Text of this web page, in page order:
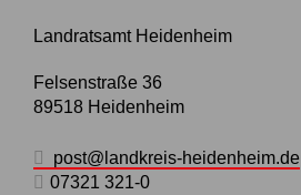
Landratsamt Heidenheim
Felsenstraße 36
89518 Heidenheim
post@landkreis-heidenheim.de
07321 321-0